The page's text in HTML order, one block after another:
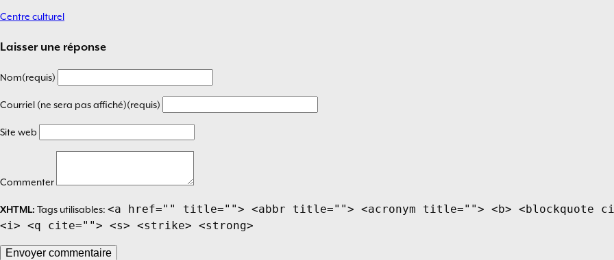
Navigation
de
l’article
Centre culturel
Laisser une réponse
Nom(requis)
Courriel (ne sera pas affiché)(requis)
Site web
Commenter
XHTML: Tags utilisables: <a href="" title=""> <abbr title=""> <acronym title=""> <b> <blockquote
<i> <q cite=""> <s> <strike> <strong>